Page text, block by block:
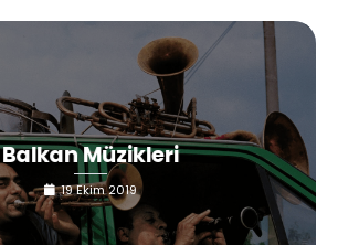
Balkan Müzikleri
19 Ekim 2019